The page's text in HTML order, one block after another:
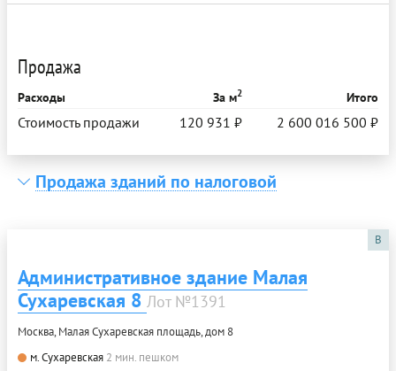
Продажа
Расходы За м2 Итого
Стоимость продажи 120 931 ₽ 2 600 016 500 ₽
Продажа зданий по налоговой
B
Административное здание Малая
Сухаревская 8 Лот №1391
Москва, Малая Сухаревская площадь, дом 8
м. Сухаревская 2 мин. пешком